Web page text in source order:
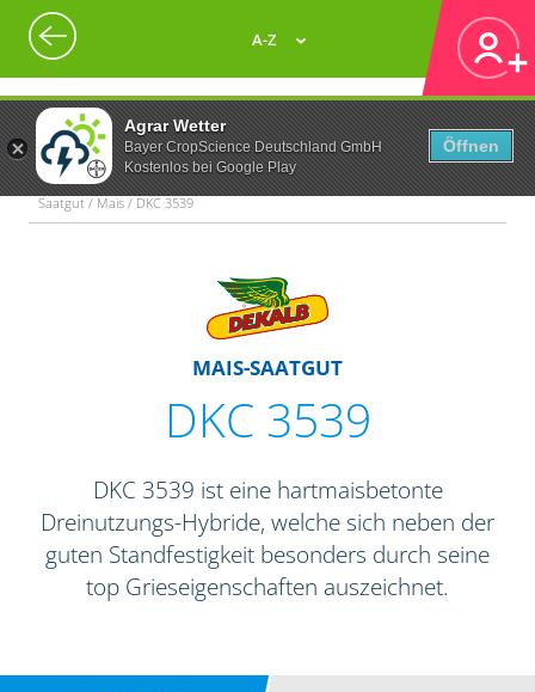
Agrar Wetter
Bayer CropScience Deutschland GmbH
Kostenlos bei Google Play
Öffnen
A-Z
Saatgut / Mais / DKC 3539
MAIS-SAATGUT
DKC 3539
DKC 3539 ist eine hartmaisbetonte
Dreinutzungs-Hybride, welche sich neben der
guten Standfestigkeit besonders durch seine
top Grieseigenschaften auszeichnet.